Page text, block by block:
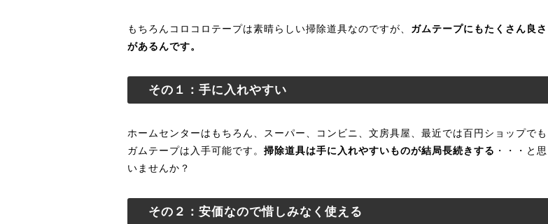
もちろんコロコロテープは素晴らしい掃除道具なのですが、 ガムテープにもたくさん良さ
があるんです。
その１：手に入れやすい
ホームセンターはもちろん、スーパー、コンビニ、文房具屋、最近では百円ショップでも
ガムテープは入手可能です。 掃除道具は手に入れやすいものが結局長続きする ・・・と思
いませんか？
その２：安価なので惜しみなく使える